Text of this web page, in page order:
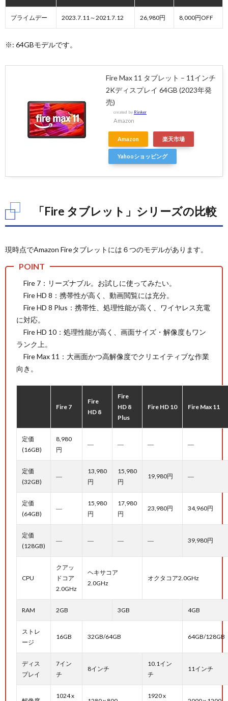
プライムデー 2023.7.11～2021.7.12 26,980円 8,000円OFF
※: 64GBモデルです。
Fire Max 11 タブレット – 11インチ
2Kディスプレイ 64GB (2023年発
売)
created by Rinker
Amazon
Amazon 楽天市場
Yahooショッピング
「Fire タブレット」シリーズの比較
現時点でAmazon Fireタブレットには６つのモデルがあります。
Fire 7：リーズナブル。お試しに使ってみたい。
Fire HD 8：携帯性が高く、動画閲覧には充分。
Fire HD 8 Plus：携帯性、処理性能が高く、ワイヤレス充電
に対応。
Fire HD 10：処理性能が高く、画面サイズ・解像度もワン
ランク上。
Fire Max 11：大画面かつ高解像度でクリエイティブな作業
向き。
Fire 7
Fire
HD 8
Fire
HD 8
Plus
Fire HD 10 Fire Max 11
定価
(16GB)
8,980
円
― ― ― ―
定価
(32GB)
―
13,980
円
15,980
円
19,980円 ―
定価
(64GB)
―
15,980
円
17,980
円
23,980円 34,960円
定価
(128GB)
― ― ― ― 39,980円
CPU
クアッ
ドコア
2.0GHz
ヘキサコア
2.0GHz
オクタコア2.0GHz
RAM 2GB 3GB 4GB
ストレ
ージ
16GB 32GB/64GB 64GB/128GB
ディス
プレイ
7イン
チ
8インチ
10.1イン
チ
11インチ
1024 x 1920 x